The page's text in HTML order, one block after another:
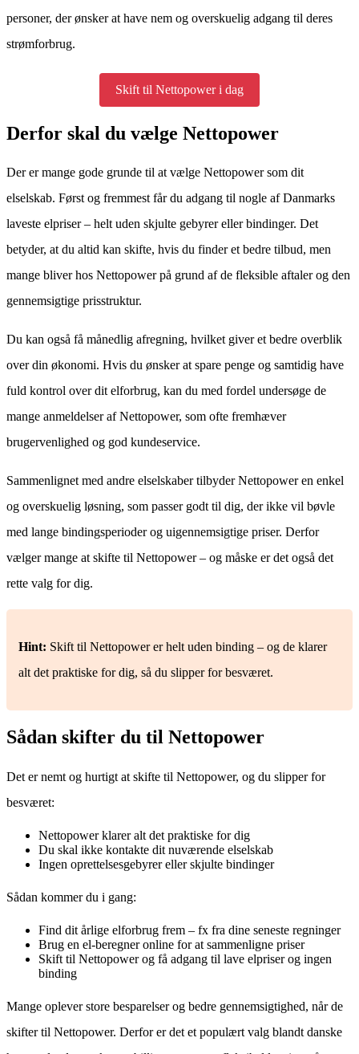
personer, der ønsker at have nem og overskuelig adgang til deres
strømforbrug.
Skift til Nettopower i dag
Derfor skal du vælge Nettopower
Der er mange gode grunde til at vælge Nettopower som dit
elselskab. Først og fremmest får du adgang til nogle af Danmarks
laveste elpriser – helt uden skjulte gebyrer eller bindinger. Det
betyder, at du altid kan skifte, hvis du finder et bedre tilbud, men
mange bliver hos Nettopower på grund af de fleksible aftaler og den
gennemsigtige prisstruktur.
Du kan også få månedlig afregning, hvilket giver et bedre overblik
over din økonomi. Hvis du ønsker at spare penge og samtidig have
fuld kontrol over dit elforbrug, kan du med fordel undersøge de
mange anmeldelser af Nettopower, som ofte fremhæver
brugervenlighed og god kundeservice.
Sammenlignet med andre elselskaber tilbyder Nettopower en enkel
og overskuelig løsning, som passer godt til dig, der ikke vil bøvle
med lange bindingsperioder og uigennemsigtige priser. Derfor
vælger mange at skifte til Nettopower – og måske er det også det
rette valg for dig.
Hint: Skift til Nettopower er helt uden binding – og de klarer
alt det praktiske for dig, så du slipper for besværet.
Sådan skifter du til Nettopower
Det er nemt og hurtigt at skifte til Nettopower, og du slipper for
besværet:
Nettopower klarer alt det praktiske for dig
Du skal ikke kontakte dit nuværende elselskab
Ingen oprettelsesgebyrer eller skjulte bindinger
Sådan kommer du i gang:
Find dit årlige elforbrug frem – fx fra dine seneste regninger
Brug en el-beregner online for at sammenligne priser
Skift til Nettopower og få adgang til lave elpriser og ingen
binding
Mange oplever store besparelser og bedre gennemsigtighed, når de
skifter til Nettopower. Derfor er det et populært valg blandt danske